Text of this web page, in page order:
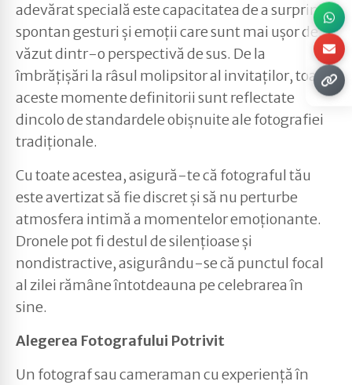
adevărat specială este capacitatea de a surprinde
spontan gesturi și emoții care sunt mai ușor de
văzut dintr-o perspectivă de sus. De la
îmbrățișări la râsul molipsitor al invitaților, toate
aceste momente definitorii sunt reflectate
dincolo de standardele obișnuite ale fotografiei
tradiționale.
Cu toate acestea, asigură-te că fotograful tău
este avertizat să fie discret și să nu perturbe
atmosfera intimă a momentelor emoționante.
Dronele pot fi destul de silențioase și
nondistractive, asigurându-se că punctul focal
al zilei rămâne întotdeauna pe celebrarea în
sine.
Alegerea Fotografului Potrivit
Un fotograf sau cameraman cu experiență în